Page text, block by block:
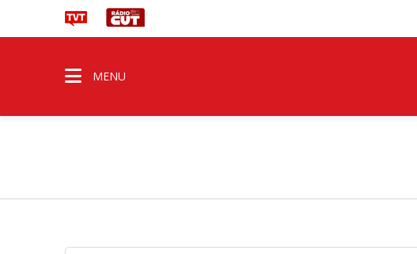
MENU